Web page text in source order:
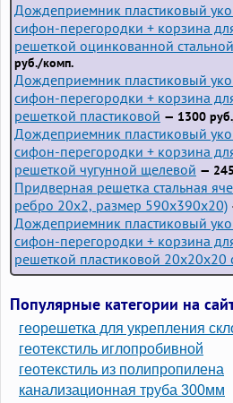
Дождеприемник пластиковый
сифон-перегородки + корзина
решеткой оцинкованной
руб./комп.
Дождеприемник пластиковый
сифон-перегородки + корзина
решеткой пластиковой — 1300
Дождеприемник пластиковый
сифон-перегородки + корзина
решеткой чугунной щелевой —
Придверная решетка стальная
ребро 20x2, размер 590x390x20)
Дождеприемник пластиковый
сифон-перегородки + корзина
решеткой пластиковой 20х20х20
Популярные категории на
георешетка для укрепления
геотекстиль иглопробивной
геотекстиль из полипропилена
канализационная труба 300мм